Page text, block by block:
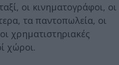
οι κινηματογράφοι, οι
τα παντοπωλεία, οι
χρηματιστηριακές
χώροι.